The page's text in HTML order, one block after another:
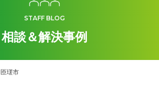
STAFF BLOG
相談＆解決事例
匝瑳市